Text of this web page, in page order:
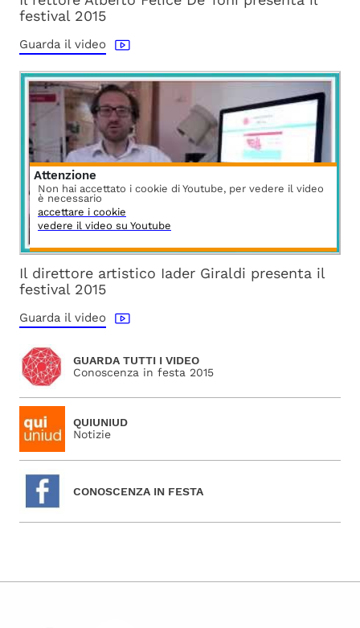
festival 2015
Guarda il video
Attenzione
Non hai accettato i cookie di Youtube, per vedere il video
è necessario
accettare i cookie
vedere il video su Youtube
Il direttore artistico Iader Giraldi presenta il
festival 2015
Guarda il video
GUARDA TUTTI I VIDEO
Conoscenza in festa 2015
QUIUNIUD
Notizie
CONOSCENZA IN FESTA